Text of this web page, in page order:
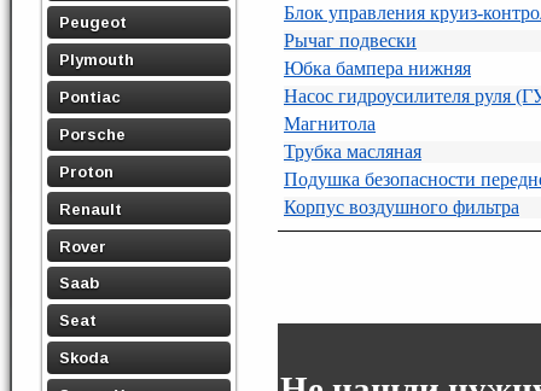
Peugeot
Plymouth
Pontiac
Porsche
Proton
Renault
Rover
Saab
Seat
Skoda
Блок управления круиз-
Рычаг подвески
Юбка бампера нижняя
Насос гидроусилителя руля
Магнитола
Трубка масляная
Подушка безопасности
Корпус воздушного фильтра